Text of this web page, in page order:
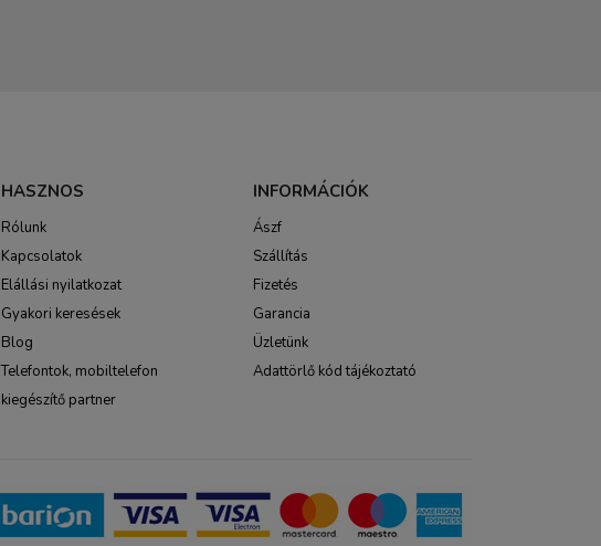
HASZNOS
Rólunk
Kapcsolatok
Elállási nyilatkozat
Gyakori keresések
Blog
Telefontok, mobiltelefon
kiegészítő partner
INFORMÁCIÓK
Ászf
Szállítás
Fizetés
Garancia
Üzletünk
Adattörlő kód tájékoztató